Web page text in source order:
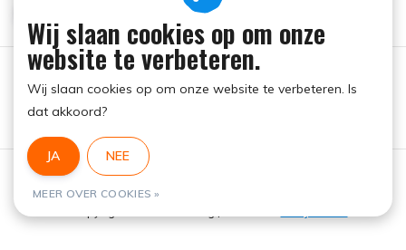
Algemene voorwaarden
Wij slaan cookies op om onze
website te verbeteren.
Wij slaan cookies op om onze website te verbeteren. Is
dat akkoord?
JA NEE
MEER OVER COOKIES »